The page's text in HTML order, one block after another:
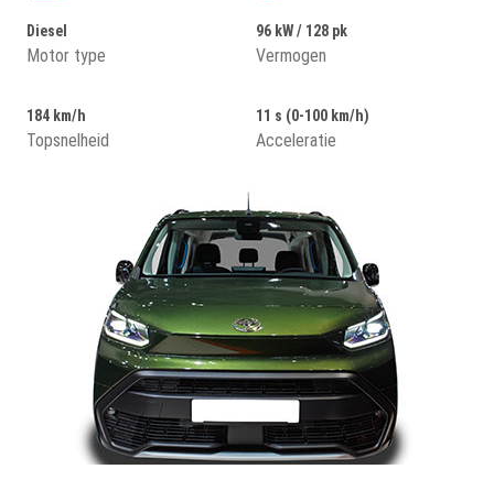
Diesel
Motor type
96 kW / 128 pk
Vermogen
184 km/h
Topsnelheid
11 s (0-100 km/h)
Acceleratie